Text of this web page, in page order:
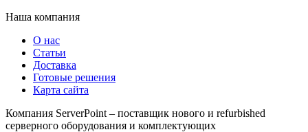
Наша компания
О нас
Статьи
Доставка
Готовые решения
Карта сайта
Компания ServerPoint – поставщик нового и refurbished
серверного оборудования и комплектующих